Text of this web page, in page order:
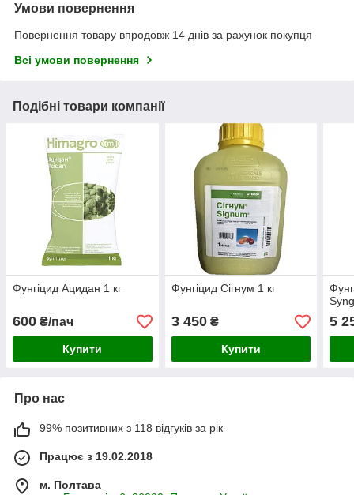
Умови повернення
Повернення товару впродовж 14 днів за рахунок покупця
Всі умови повернення
Подібні товари компанії
Фунгіцид Ацидан 1 кг
600 ₴/пач
Купити
Фунгіцид Сігнум 1 кг
3 450₴
Купити
5
Про нас
99% позитивних з 118 відгуків за рік
Працює з 19.02.2018
м. Полтава